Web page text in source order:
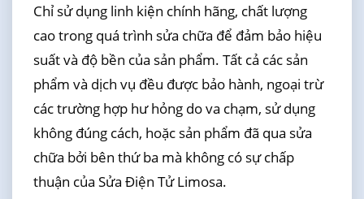
Chỉ sử dụng linh kiện chính hãng, chất lượng
cao trong quá trình sửa chữa để đảm bảo hiệu
suất và độ bền của sản phẩm. Tất cả các sản
phẩm và dịch vụ đều được bảo hành, ngoại trừ
các trường hợp hư hỏng do va chạm, sử dụng
không đúng cách, hoặc sản phẩm đã qua sửa
chữa bởi bên thứ ba mà không có sự chấp
thuận của Sửa Điện Tử Limosa.